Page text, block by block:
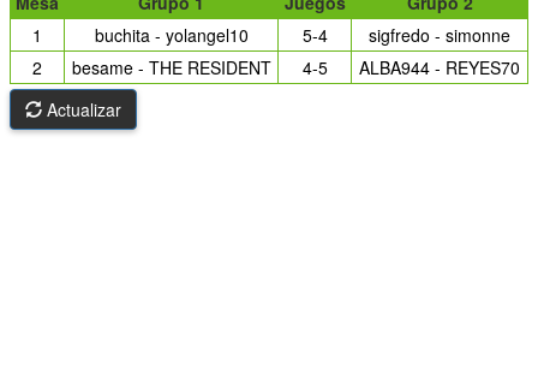
1
buchita - yolangel10 5-4
sigfredo - simonne
2
besame - THE RESIDENT 4-5
ALBA944 - REYES70
Actualizar